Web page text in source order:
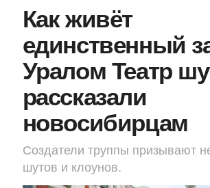
Как живёт
единственный
Уралом Театр
рассказали
новосибирцам
Создатели труппы призывают
шутов и клоунов.